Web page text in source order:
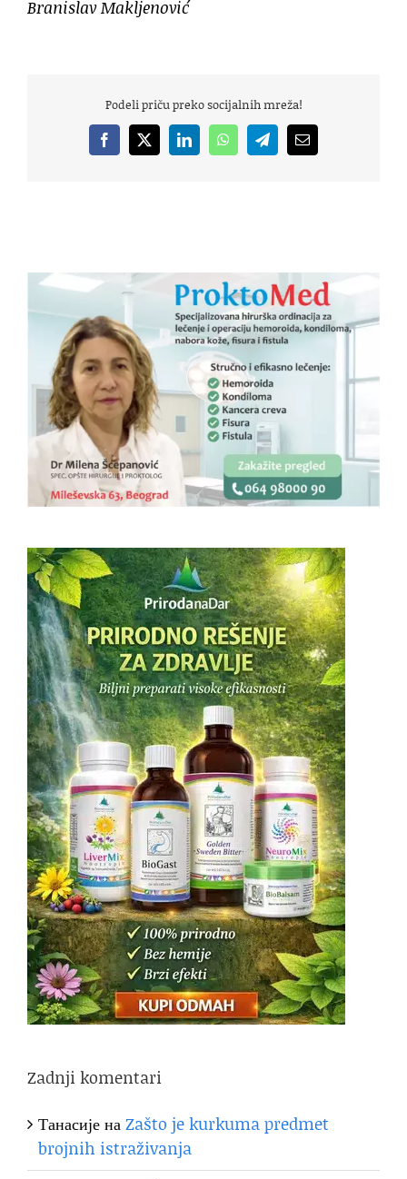
Branislav Makljenović
Podeli priču preko socijalnih mreža!
Facebook
X LinkedInWhatsAppTelegramEmail
Zadnji komentari
ТанасијенаZašto je kurkuma predmet
brojnih istraživanja